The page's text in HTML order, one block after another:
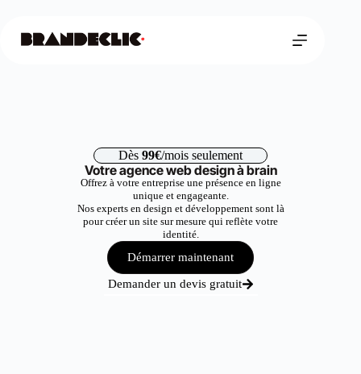
Dès 99€/mois seulement
Votre agence web design à brain
Offrez à votre entreprise une présence en ligne
unique et engageante.
Nos experts en design et développement sont là
pour créer un site sur mesure qui reflète votre
identité.
Démarrer maintenant
Demander un devis gratuit